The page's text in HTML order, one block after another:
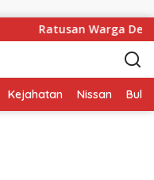
Ratusan Warga Desa
Kejahatan Nissan